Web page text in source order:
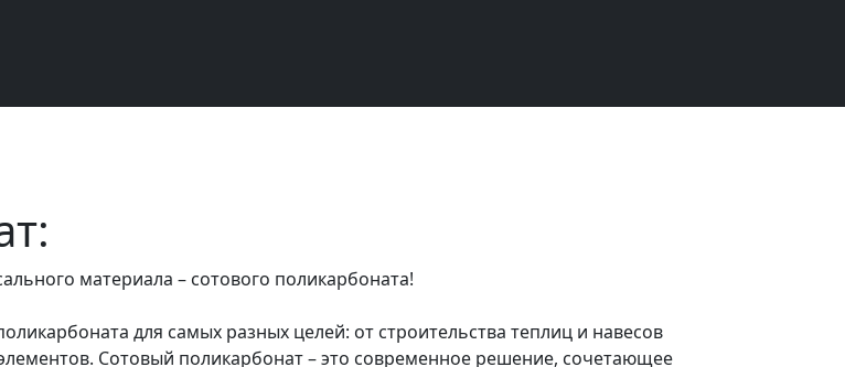
материала – сотового поликарбоната!
для самых разных целей: от строительства теплиц и навесов
Сотовый поликарбонат – это современное решение, сочетающее